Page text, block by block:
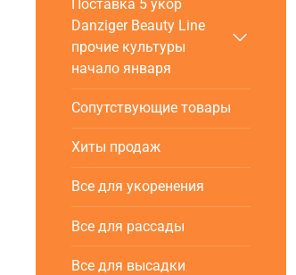
Поставка 5 укор
Danziger Beauty Line
прочие культуры
начало января
Сопутствующие товары
Хиты продаж
Все для укоренения
Все для рассады
Все для высадки